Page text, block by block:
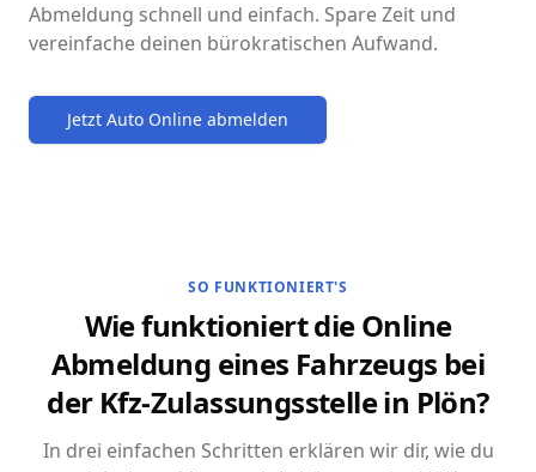
Abmeldung schnell und einfach. Spare Zeit und
vereinfache deinen bürokratischen Aufwand.
Jetzt Auto Online abmelden
SO FUNKTIONIERT'S
Wie funktioniert die Online
Abmeldung eines Fahrzeugs bei
der Kfz-Zulassungsstelle in Plön?
In drei einfachen Schritten erklären wir dir, wie du